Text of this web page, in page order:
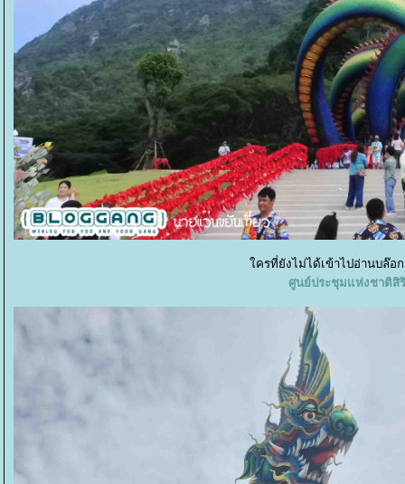
ครที่ยังไม่ได้เข้าไปอ่านบล๊อ
ศูนย์ประชุมแห่งชาติสิ